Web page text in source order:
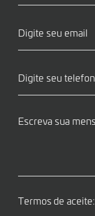
Termos de aceite: